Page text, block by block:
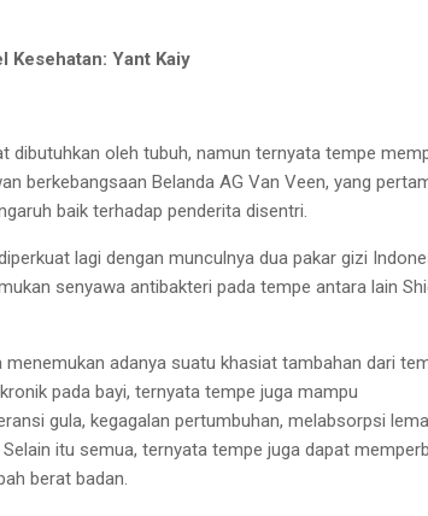
Kesehatan: Yant Kaiy
dibutuhkan oleh tubuh, namun ternyata tempe
berkebangsaan Belanda AG Van Veen, yang
baik terhadap penderita disentri.
lagi dengan munculnya dua pakar gizi
senyawa antibakteri pada tempe antara lain
adanya suatu khasiat tambahan dari
pada bayi, ternyata tempe juga mampu
gula, kegagalan pertumbuhan, melabsorpsi
itu semua, ternyata tempe juga dapat
berat badan.